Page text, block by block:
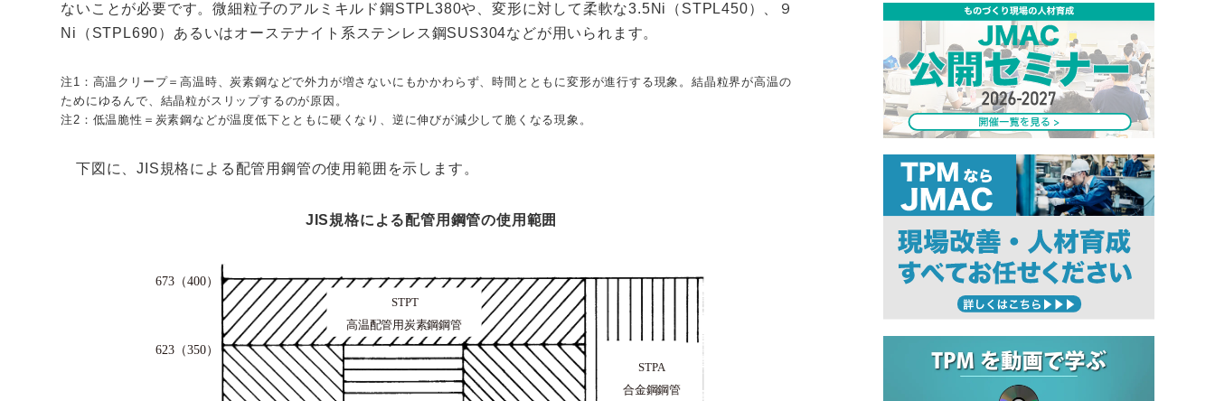
ないことが必要です。微細粒子のアルミキルド鋼STPL380や、変形に対して柔軟な3.5Ni（STPL450）、９
Ni（STPL690）あるいはオーステナイト系ステンレス鋼SUS304などが用いられます。
注1：高温クリープ＝高温時、炭素鋼などで外力が増さないにもかかわらず、時間とともに変形が進行する現象。結晶粒界が高温の
ためにゆるんで、結晶粒がスリップするのが原因。
注2：低温脆性＝炭素鋼などが温度低下とともに硬くなり、逆に伸びが減少して脆くなる現象。
下図に、JIS規格による配管用鋼管の使用範囲を示します。
JIS規格による配管用鋼管の使用 範囲